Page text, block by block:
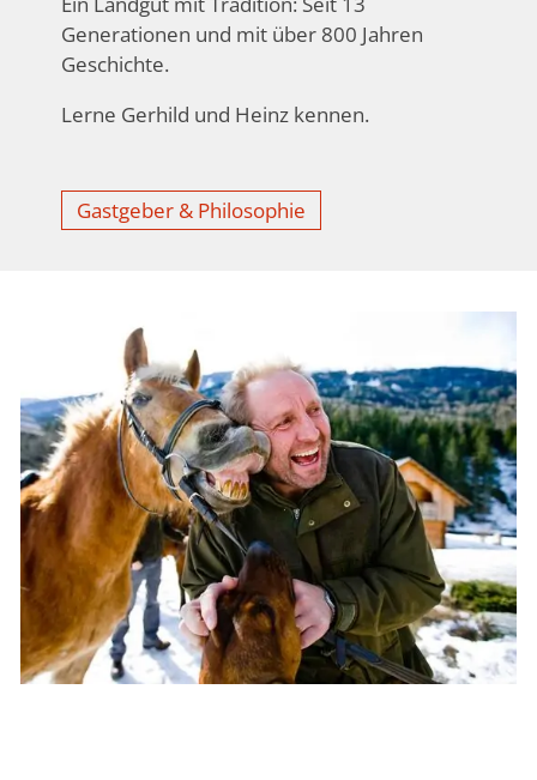
Generationen und mit über 800 Jahren
Geschichte.
Lerne Gerhild und Heinz kennen.
Gastgeber & Philosophie